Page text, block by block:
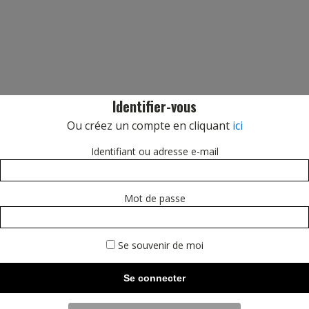
Identifier-vous
Ou créez un compte en cliquant ici
Identifiant ou adresse e-mail
Mot de passe
Se souvenir de moi